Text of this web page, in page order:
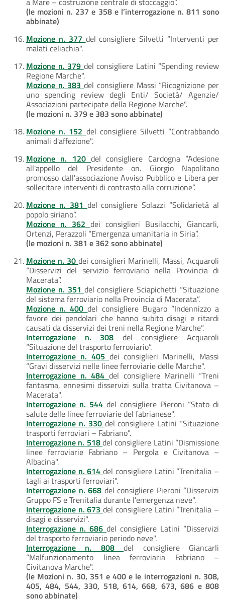
(le mozioni n. 237 e 358 e l’interrogazione n. 811 sono
abbinate)
Mozione n. 377 del consigliere Silvetti “Interventi per
malati celiachia".
Mozione n. 379 del consigliere Latini “Spending review
Regione Marche".
Mozione n. 383del consigliere Massi “Ricognizione per
uno spending review degli Enti/ Società/ Agenzie/
Associazioni partecipate della Regione Marche".
(le mozioni n. 379 e 383 sono abbinate)
Mozione n. 152 del consigliere Silvetti “Contrabbando
animali d'affezione".
Mozione n. 120 del consigliere Cardogna “Adesione
all'appello del Presidente on. Giorgio Napolitano
promosso dall'associazione Avviso Pubblico e Libera per
sollecitare interventi di contrasto alla corruzione”.
Mozione n. 381 del consigliere Solazzi “Solidarietà al
popolo siriano”.
Mozione n. 362 dei consiglieri Busilacchi, Giancarli,
Ortenzi, Perazzoli “Emergenza umanitaria in Siria”.
(le mozioni n. 381 e 362 sono abbinate)
Mozione n. 30 dei consiglieri Marinelli, Massi, Acquaroli
“Disservizi del servizio ferroviario nella Provincia di
Macerata”.
Mozione n. 351 del consigliere Sciapichetti “Situazione
del sistema ferroviario nella Provincia di Macerata”.
Mozione n. 400del consigliere Bugaro “Indennizzo a
favore dei pendolari che hanno subito disagi e ritardi
causati da disservizi dei treni nella Regione Marche”.
Interrogazione n. 308 del consigliere Acquaroli
“Situazione del trasporto ferroviario”.
Interrogazione n. 405 dei consiglieri Marinelli, Massi
“Gravi disservizi nelle linee ferroviarie delle Marche".
Interrogazione n. 484 del consigliere Marinelli “Treni
fantasma, ennesimi disservizi sulla tratta Civitanova –
Macerata".
Interrogazione n. 544 del consigliere Pieroni “Stato di
salute delle linee ferroviarie del fabrianese".
Interrogazione n. 330 del consigliere Latini “Situazione
trasporti ferroviari – Fabriano".
Interrogazione n. 518del consigliere Latini “Dismissione
linee ferroviarie Fabriano – Pergola e Civitanova –
Albacina".
Interrogazione n. 614del consigliere Latini “Trenitalia –
tagli ai trasporti ferroviari".
Interrogazione n. 668 del consigliere Pieroni “Disservizi
Gruppo FS e Trenitalia durante l'emergenza neve".
Interrogazione n. 673del consigliere Latini “Trenitalia –
disagi e disservizi".
Interrogazione n. 686 del consigliere Latini “Disservizi
del trasporto ferroviario periodo neve".
Interrogazione n. 808del consigliere Giancarli
“Malfunzionamento linea ferroviaria Fabriano –
Civitanova Marche".
(le Mozioni n. 30, 351 e 400 e le interrogazioni n. 308,
405, 484, 544, 330, 518, 614, 668, 673, 686 e 808
sono abbinate)